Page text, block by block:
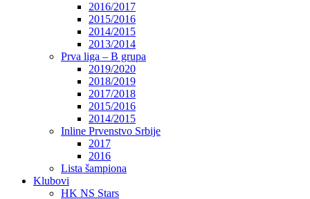
2016/2017
2015/2016
2014/2015
2013/2014
Prva liga – B grupa
2019/2020
2018/2019
2017/2018
2015/2016
2014/2015
Inline Prvenstvo Srbije
2017
2016
Lista šampiona
Klubovi
HK NS Stars